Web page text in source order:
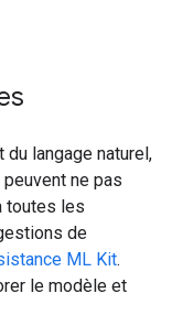
langage naturel,
ne pas
toutes les
de
ML Kit.
le modèle et